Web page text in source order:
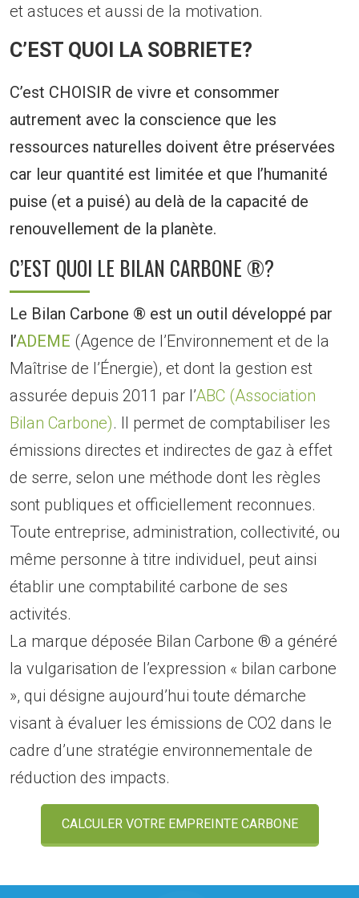
et astuces et aussi de la motivation.
C’EST QUOI LA SOBRIETE?
C’est CHOISIR de vivre et consommer
autrement avec la conscience que les
ressources naturelles doivent être préservées
car leur quantité est limitée et que l’humanité
puise (et a puisé) au delà de la capacité de
renouvellement de la planète.
C’EST QUOI LE BILAN CARBONE ®?
Le Bilan Carbone ® est un outil développé par
l’ADEME (Agence de l’Environnement et de la
Maîtrise de l’Énergie), et dont la gestion est
assurée depuis 2011 par l’ABC (Association
Bilan Carbone). Il permet de comptabiliser les
émissions directes et indirectes de gaz à effet
de serre, selon une méthode dont les règles
sont publiques et officiellement reconnues.
Toute entreprise, administration, collectivité, ou
même personne à titre individuel, peut ainsi
établir une comptabilité carbone de ses
activités.
La marque déposée Bilan Carbone ® a généré
la vulgarisation de l’expression « bilan carbone
», qui désigne aujourd’hui toute démarche
visant à évaluer les émissions de CO2 dans le
cadre d’une stratégie environnementale de
réduction des impacts.
CALCULER VOTRE EMPREINTE CARBONE